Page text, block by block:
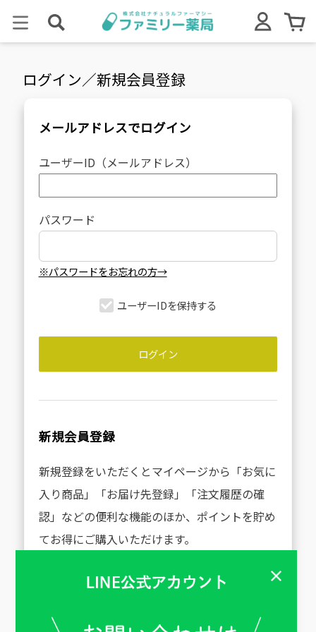
ログイン／新規会員登録
メールアドレスでログイン
ユーザーID（メールアドレス）
パスワード
※パスワードをお忘れの方→
ユーザーIDを保持する
新規会員登録
新規登録をいただくとマイページから「お気に
入り商品」「お届け先登録」「注文履歴の確
認」などの便利な機能のほか、ポイントを貯め
てお得にご購入いただけます。